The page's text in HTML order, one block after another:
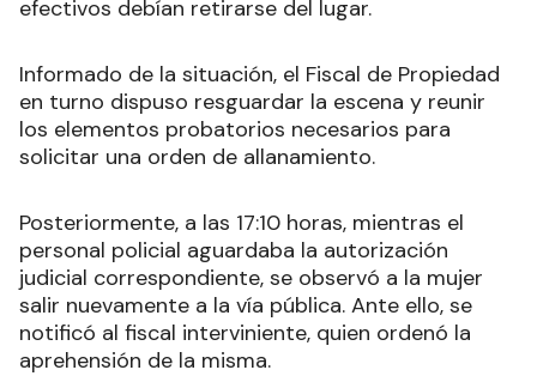
efectivos debían retirarse del lugar.
Informado de la situación, el Fiscal de Propiedad
en turno dispuso resguardar la escena y reunir
los elementos probatorios necesarios para
solicitar una orden de allanamiento.
Posteriormente, a las 17:10 horas, mientras el
personal policial aguardaba la autorización
judicial correspondiente, se observó a la mujer
salir nuevamente a la vía pública. Ante ello, se
notificó al fiscal interviniente, quien ordenó la
aprehensión de la misma.